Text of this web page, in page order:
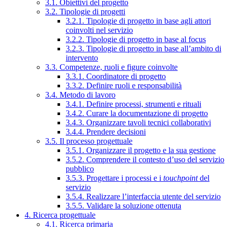
3.1. Obiettivi del progetto
3.2. Tipologie di progetti
3.2.1. Tipologie di progetto in base agli attori
coinvolti nel servizio
3.2.2. Tipologie di progetto in base al focus
3.2.3. Tipologie di progetto in base all’ambito di
intervento
3.3. Competenze, ruoli e figure coinvolte
3.3.1. Coordinatore di progetto
3.3.2. Definire ruoli e responsabilità
3.4. Metodo di lavoro
3.4.1. Definire processi, strumenti e rituali
3.4.2. Curare la documentazione di progetto
3.4.3. Organizzare tavoli tecnici collaborativi
3.4.4. Prendere decisioni
3.5. Il processo progettuale
3.5.1. Organizzare il progetto e la sua gestione
3.5.2. Comprendere il contesto d’uso del servizio
pubblico
3.5.3. Progettare i processi e i touchpointdel
servizio
3.5.4. Realizzare l’interfaccia utente del servizio
3.5.5. Validare la soluzione ottenuta
4. Ricerca progettuale
4.1. Ricerca primaria